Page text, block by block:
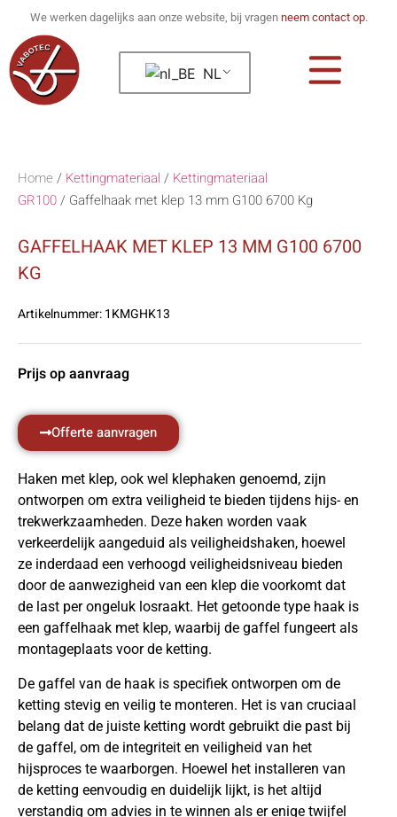
We werken dagelijks aan onze website, bij vragen neem contact op.
NL
Home / Kettingmateriaal / Kettingmateriaal
GR100/ Gaffelhaak met klep 13 mm G100 6700 Kg
GAFFELHAAK MET KLEP 13 MM G100 6700
KG
Artikelnummer:1KMGHK13
Prijs op aanvraag
Offerte aanvragen
Haken met klep, ook wel klephaken genoemd, zijn
ontworpen om extra veiligheid te bieden tijdens hijs- en
trekwerkzaamheden. Deze haken worden vaak
verkeerdelijk aangeduid als veiligheidshaken, hoewel
ze inderdaad een verhoogd veiligheidsniveau bieden
door de aanwezigheid van een klep die voorkomt dat
de last per ongeluk losraakt. Het getoonde type haak is
een gaffelhaak met klep, waarbij de gaffel fungeert als
montageplaats voor de ketting.
De gaffel van de haak is specifiek ontworpen om de
ketting stevig en veilig te monteren. Het is van cruciaal
belang dat de juiste ketting wordt gebruikt die past bij
de gaffel, om de integriteit en veiligheid van het
hijsproces te waarborgen. Hoewel het installeren van
de ketting eenvoudig en duidelijk lijkt, is het altijd
verstandig om advies in te winnen als er enige twijfel